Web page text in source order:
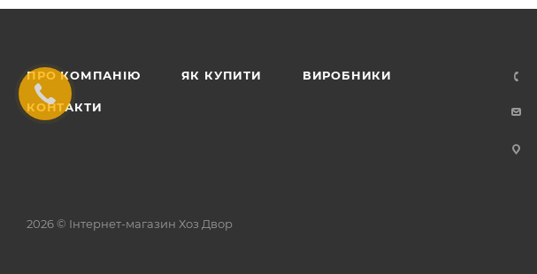
ПРО КОМПАНІЮ ЯК КУПИТИ ВИРОБНИКИ
КОНТАКТИ
2026 © Інтернет-магазин Хоз Двор